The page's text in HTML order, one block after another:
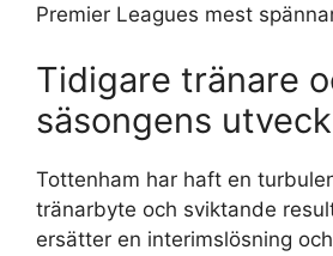
Premier Leagues mest
Tidigare tränare
säsongens
Tottenham har haft en
tränarbyte och sviktande
ersätter en interimslösning